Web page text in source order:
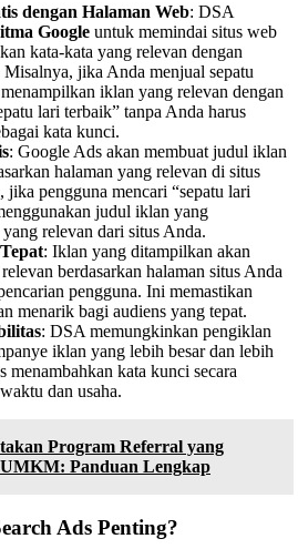
dengan Halaman Web: DSA
Google untuk memindai situs web
kata-kata yang relevan dengan
Misalnya, jika Anda menjual sepatu
iklan yang relevan dengan
lari terbaik” tanpa Anda harus
kata kunci.
: Google Ads akan membuat judul iklan
halaman yang relevan di situs
pengguna mencari “sepatu lari
judul iklan yang
relevan dari situs Anda.
: Iklan yang ditampilkan akan
berdasarkan halaman situs Anda
pengguna. Ini memastikan
menarik bagi audiens yang tepat.
: DSA memungkinkan pengiklan
iklan yang lebih besar dan lebih
menambahkan kata kunci secara
dan usaha.
Program Referral yang
Panduan Lengkap
Ads Penting?